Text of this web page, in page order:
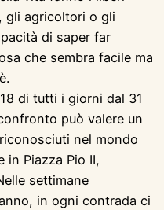
gli agricoltori o gli
di saper far
che sembra facile ma
di tutti i giorni dal 31
può valere un
riconosciuti nel mondo
in Piazza Pio II,
settimane
in ogni contrada ci